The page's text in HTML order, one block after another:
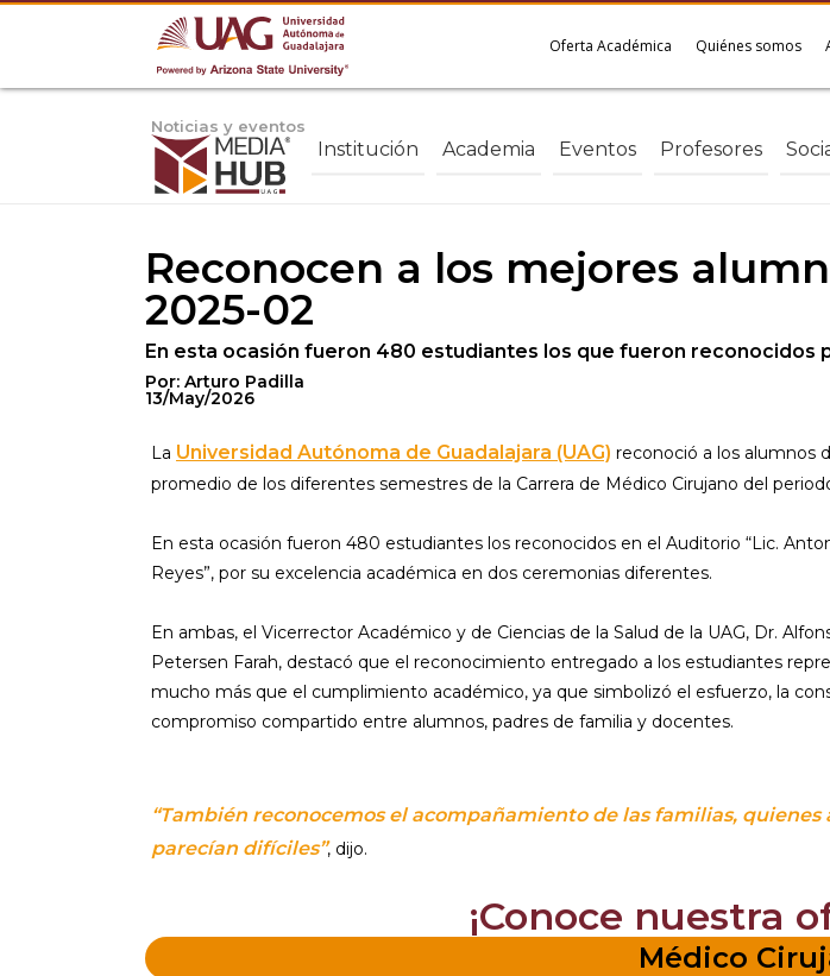
Oferta Académica Quiénes somos
Noticias y eventos
Institución Academia Eventos Profesores
Reconocen a los mejores
2025-02
En esta ocasión fueron 480 estudiantes los que fueron reconocidos
Por: Arturo Padilla
13/May/2026
La Universidad Autónoma de Guadalajara (UAG) reconoció a los alumnos
promedio de los diferentes semestres de la Carrera de Médico Cirujano del
En esta ocasión fueron 480 estudiantes los reconocidos en el Auditorio “Lic.
Reyes”, por su excelencia académica en dos ceremonias diferentes.
En ambas, el Vicerrector Académico y de Ciencias de la Salud de la UAG, Dr.
Petersen Farah, destacó que el reconocimiento entregado a los estudiantes
mucho más que el cumplimiento académico, ya que simbolizó el esfuerzo, la
compromiso compartido entre alumnos, padres de familia y docentes.
“También reconocemos el acompañamiento de las familias,
parecían difíciles”, dijo.
¡Conoce nuestra
Médico